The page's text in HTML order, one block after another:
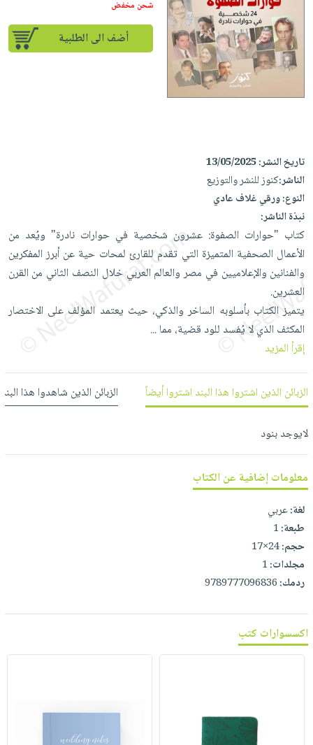
Ai
إختيارات
كتب
أكاديمية
صندوق
books
بلا
حدود
أسئلة
طرحها
على
Android
تحميل
iKitab
على
Apple
أسئلة
يتكرر
طرحها
تحميل
masmu3
masmu3
على
Apple
المواضيع
الأكثر
مبيعاً
تعليمية
جوائز
تعليمية
الصحة
والعناية
الشخصية
أجهزة
العناية
الشخصية
العناية
وتصفيف
الشعر
العناية
بالجسم
العناية
بالأسنان
المطبخ
والسفرة
جديد
الكل
أواني
الطهي
أدوات
الخبز
أدوات
المائدة
الأوعية
والتخزين
أدوات
المطبخ
متجر
الهدايا
أقسام
الأكثر
مبيعاً
اكسسوارات
اكسسوارات
اكسسوارات
ملابس
مطرزات
حقائب
حلي
بالذات
صابون
أطفال
شحن
مجاني
بنود
مختارة
اشتراكات
الاشتراكات
القراءة
بلا
حدود
بحث
نيل
وفرات
الشركة
الشركة
فيديوهات
أسئلة
خدمات
حسابك
الأمنيات
عربة
الإصدارات
شحن مخفض
أضف الى الطلبية
تاريخ النشر:13/05/2025
الناشر:كنوز للنشر والتوزيع
النوع:ورقي غلاف عادي
نبذة الناشر:
كتاب "حوارات الصفوة: عشرون شخصية في حوارات نادرة" ويُعد من
الأعمال الصحفية المتميزة التي تقدم للقارئ لمحات حية عن أبرز المفكرين
والفنانين والإعلاميين في مصر والعالم العربي خلال النصف الثاني من القرن
العشرين.
يتميز الكتاب بأسلوبه الساخر والذكي، حيث يعتمد المؤلف على الاختصار
المكثف الذي لا يُفسد للود قضية، مما...
إقرأ المزيد
الزبائن الذين اشتروا هذا البند اشتروا أيضاً الزبائن الذين شاهدوا هذا
لايوجد بنود
معلومات إضافية عن الكتاب
لغة:عربي
طبعة:1
حجم:24×17
مجلدات:1
ردمك:9789777096836
اكسسوارات كتب